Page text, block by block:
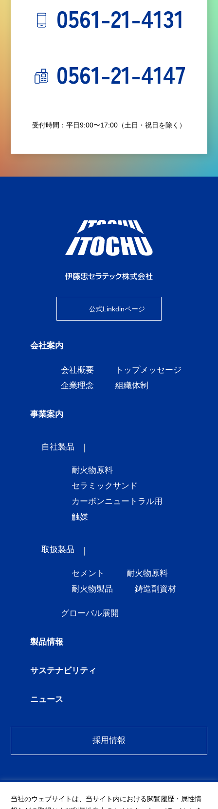
当社のウェブサイトは、当サイト内における閲覧履歴・属性情
0561-21-4131
0561-21-4147
受付時間：平日9:00〜17:00（土日・祝日を除く）
公式Linkdinページ
会社案内
会社概要
トップメッセージ
企業理念
組織体制
事業案内
自社製品
耐火物原料
セラミックサンド
カーボンニュートラル用
触媒
取扱製品
セメント
耐火物原料
耐火物製品
鋳造副資材
グローバル展開
製品情報
サステナビリティ
ニュース
採用情報
〒489-0895 愛知県瀬戸市塩草町12番地の8